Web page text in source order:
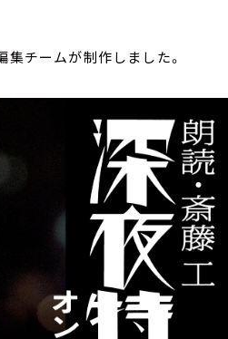
チームが制作しました。